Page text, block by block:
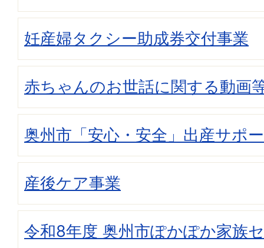
妊産婦タクシー助成券交付事業
赤ちゃんのお世話に関する動画
奥州市「安心・安全」出産サポ
産後ケア事業
令和8年度 奥州市ぽかぽか家族